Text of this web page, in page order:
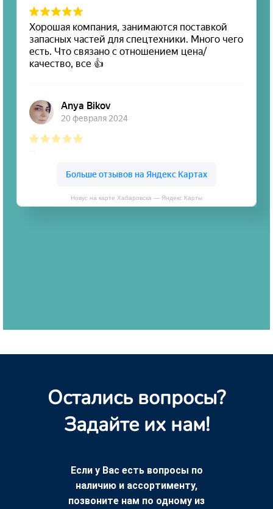
Новус на карте Хабаровска — Яндекс Карты
Остались вопросы?
Задайте их нам!
Если у Вас есть вопросы по
наличию и ассортименту,
позвоните нам по одному из